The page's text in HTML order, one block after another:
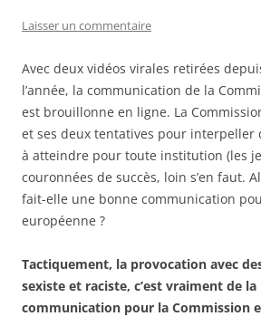
Laisser un commentaire
Avec deux vidéos virales retirées
l’année, la communication de la
est brouillonne en ligne. La
et ses deux tentatives pour interpeller
à atteindre pour toute institution (les
couronnées de succès, loin s’en faut.
fait-elle une bonne communication
européenne ?
Tactiquement, la provocation avec
sexiste et raciste, c’est vraiment de la
communication pour la Commission